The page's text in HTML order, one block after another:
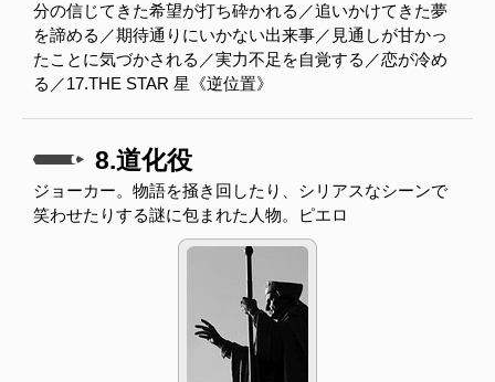
分の信じてきた希望が打ち砕かれる／追いかけてきた夢
を諦める／期待通りにいかない出来事／見通しが甘かっ
たことに気づかされる／実力不足を自覚する／恋が冷め
る／17.THE STAR 星《逆位置》
8.道化役
ジョーカー。物語を掻き回したり、シリアスなシーンで
笑わせたりする謎に包まれた人物。ピエロ